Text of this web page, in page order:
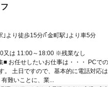
｣より徒歩15分/｢金町駅｣より車5分
又は 11:00～18:00 ※残業なし
お任せしたいお仕事は・・・ PCでの
。 土日ですので、基本的に電話対応
難いことに、業...